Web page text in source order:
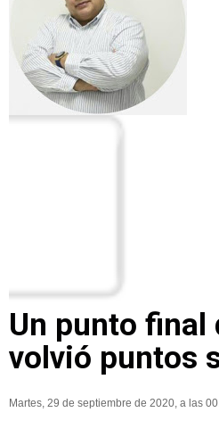
Un punto final
volvió puntos
Martes, 29 de septiembre de 2020, a las